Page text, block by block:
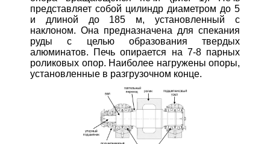
представляет собой цилиндр диаметром до 5
и длиной до 185 м, установленный с
наклоном. Она предназначена для спекания
руды с целью образования твердых
алюминатов. Печь опирается на 7-8 парных
роликовых опор. Наиболее нагружены опоры,
установленные в разгрузочном конце.